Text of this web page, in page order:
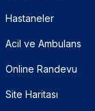
Hastaneler
Acil ve Ambulans
Online Randevu
Site Haritası